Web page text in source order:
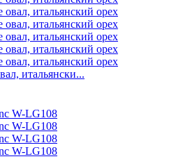
итальянски...